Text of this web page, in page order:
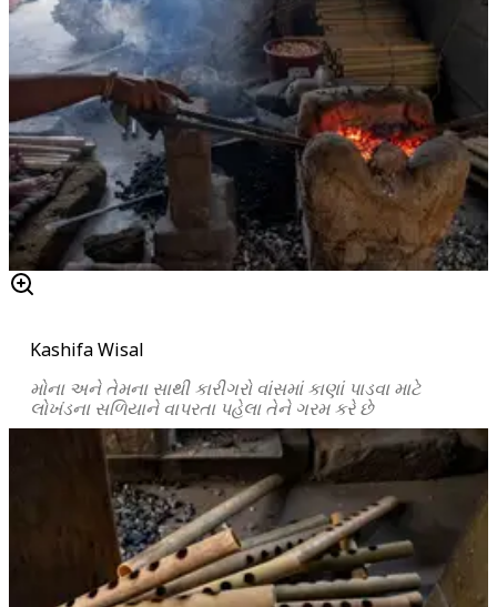
Kashifa Wisal
મોના અને તેમના સાથી કારીગરો વાંસમાં કાણાં પાડવા માટે
લોખંડના સળિયાને વાપરતા પહેલા તેને ગરમ કરે છે